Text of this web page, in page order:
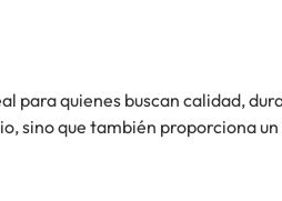
para quienes buscan calidad,
sino que también proporciona